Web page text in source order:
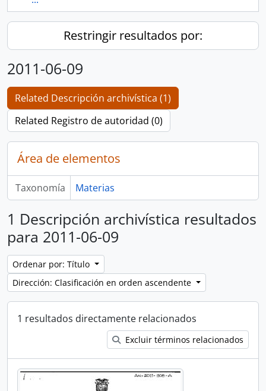
Restringir resultados por:
2011-06-09
Related Descripción archivística (1)
Related Registro de autoridad (0)
Área de elementos
Taxonomía Materias
1 Descripción archivística resultados
para 2011-06-09
Ordenar por: Título
Dirección: Clasificación en orden ascendente
1 resultados directamente relacionados
Excluir términos relacionados